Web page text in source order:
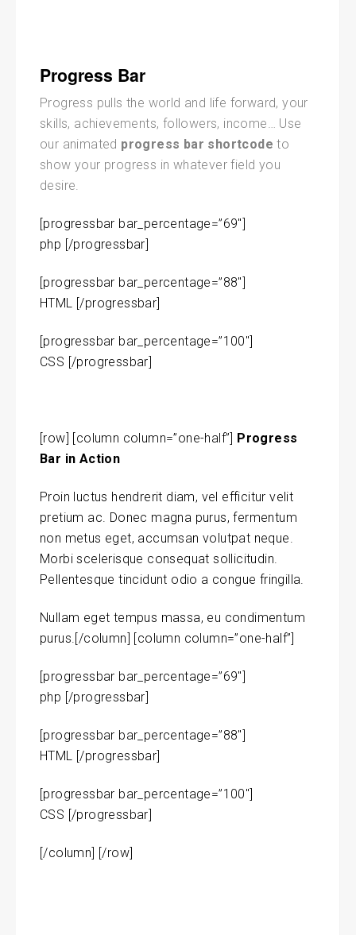
Progress Bar
Progress pulls the world and life forward, your
skills, achievements, followers, income… Use
our animated progress bar shortcodeto
show your progress in whatever field you
desire.
[progressbar bar_percentage=”69″]
php [/progressbar]
[progressbar bar_percentage=”88″]
HTML [/progressbar]
[progressbar bar_percentage=”100″]
CSS [/progressbar]
[row] [column column=”one-half”]
Progress
Bar in Action
Proin luctus hendrerit diam, vel efficitur velit
pretium ac. Donec magna purus, fermentum
non metus eget, accumsan volutpat neque.
Morbi scelerisque consequat sollicitudin.
Pellentesque tincidunt odio a congue fringilla.
Nullam eget tempus massa, eu condimentum
purus.[/column] [column column=”one-half”]
[progressbar bar_percentage=”69″]
php [/progressbar]
[progressbar bar_percentage=”88″]
HTML [/progressbar]
[progressbar bar_percentage=”100″]
CSS [/progressbar]
[/column] [/row]